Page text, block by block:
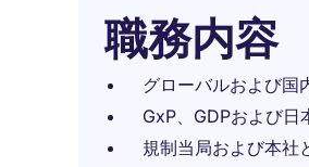
職務内容
グローバルおよび国
GxP、GDPおよび日
規制当局および本社